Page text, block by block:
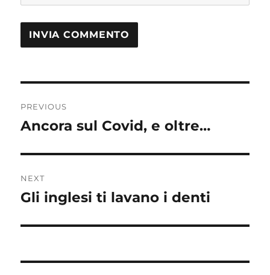
articoli
PREVIOUS
Previous
Ancora sul Covid, e oltre…
NEXT
Next
Gli inglesi ti lavano i denti